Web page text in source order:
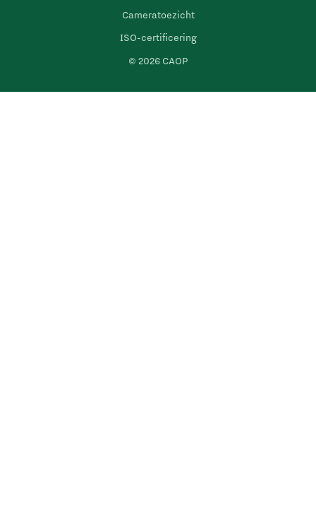
© 2026 CAOP
Cameratoezicht
ISO-certificering